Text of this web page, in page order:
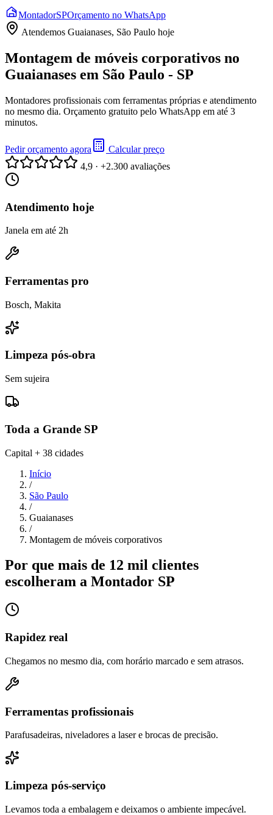
MontadorSPOrçamento no WhatsApp
Atendemos Guaianases, São Paulo hoje
Montagem de móveis corporativos no
Guaianases em São Paulo - SP
Montadores profissionais com ferramentas próprias e atendimento
no mesmo dia. Orçamento gratuito pelo WhatsApp em até 3
minutos.
Pedir orçamento agora
Calcular preço
4,9 · +2.300 avaliações
Atendimento hoje
Janela em até 2h
Ferramentas pro
Bosch, Makita
Limpeza pós-obra
Sem sujeira
Toda a Grande SP
Capital + 38 cidades
Início
/
São Paulo
/
Guaianases
/
Montagem de móveis corporativos
Por que mais de 12 mil clientes
escolheram a Montador SP
Rapidez real
Chegamos no mesmo dia, com horário marcado e sem atrasos.
Ferramentas profissionais
Parafusadeiras, niveladores a laser e brocas de precisão.
Limpeza pós-serviço
Levamos toda a embalagem e deixamos o ambiente impecável.